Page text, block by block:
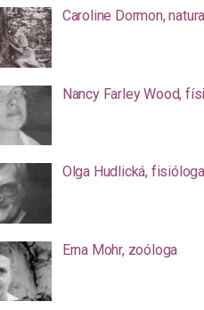
Caroline Dormon,
Nancy Farley Wood,
Olga Hudlická, fisióloga
Erna Mohr, zoóloga